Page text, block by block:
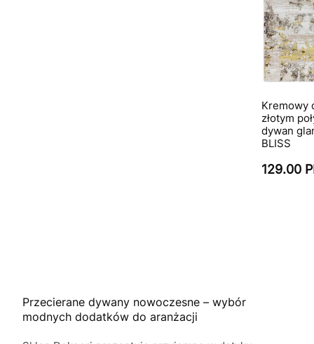
Kremowy
złotym
dywan
BLISS
129.00
Przecierane dywany nowoczesne – wybór
modnych dodatków do aranżacji